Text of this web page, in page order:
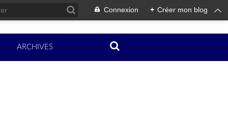
Connexion + Créer mon blog
ARCHIVES